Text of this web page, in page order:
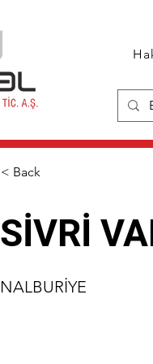
< Back
SİVRİ
NALBURİYE